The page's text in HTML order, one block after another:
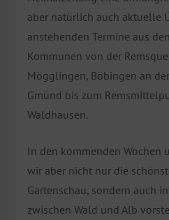
aber natürlich auch aktuelle
anstehenden Termine aus
Kommunen von der
Mögglingen, Böbingen an
Gmünd bis zum
Waldhausen.
In den kommenden Wochen
wir aber nicht nur die
Gartenschau, sondern auch
zwischen Wald und Alb